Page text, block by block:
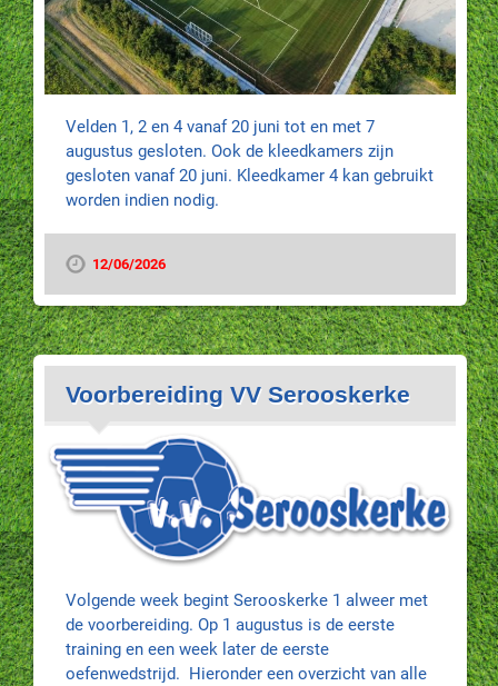
Velden 1, 2 en 4 vanaf 20 juni tot en met 7
augustus gesloten. Ook de kleedkamers zijn
gesloten vanaf 20 juni. Kleedkamer 4 kan gebruikt
worden indien nodig.
12/06/2026
Voorbereiding VV Serooskerke
Volgende week begint Serooskerke 1 alweer met
de voorbereiding. Op 1 augustus is de eerste
training en een week later de eerste
oefenwedstrijd. Hieronder een overzicht van alle